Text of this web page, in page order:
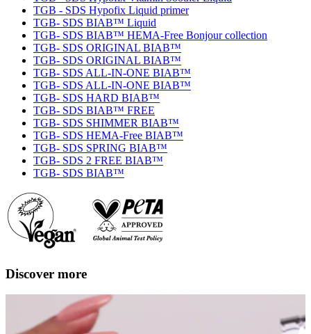
TGB - SDS Hypofix Liquid primer
TGB- SDS BIAB™ Liquid
TGB- SDS BIAB™ HEMA-Free Bonjour collection
TGB- SDS ORIGINAL BIAB™
TGB- SDS ORIGINAL BIAB™
TGB- SDS ALL-IN-ONE BIAB™
TGB- SDS ALL-IN-ONE BIAB™
TGB- SDS HARD BIAB™
TGB- SDS BIAB™ FREE
TGB- SDS SHIMMER BIAB™
TGB- SDS HEMA-Free BIAB™
TGB- SDS SPRING BIAB™
TGB- SDS 2 FREE BIAB™
TGB- SDS BIAB™
Discover more